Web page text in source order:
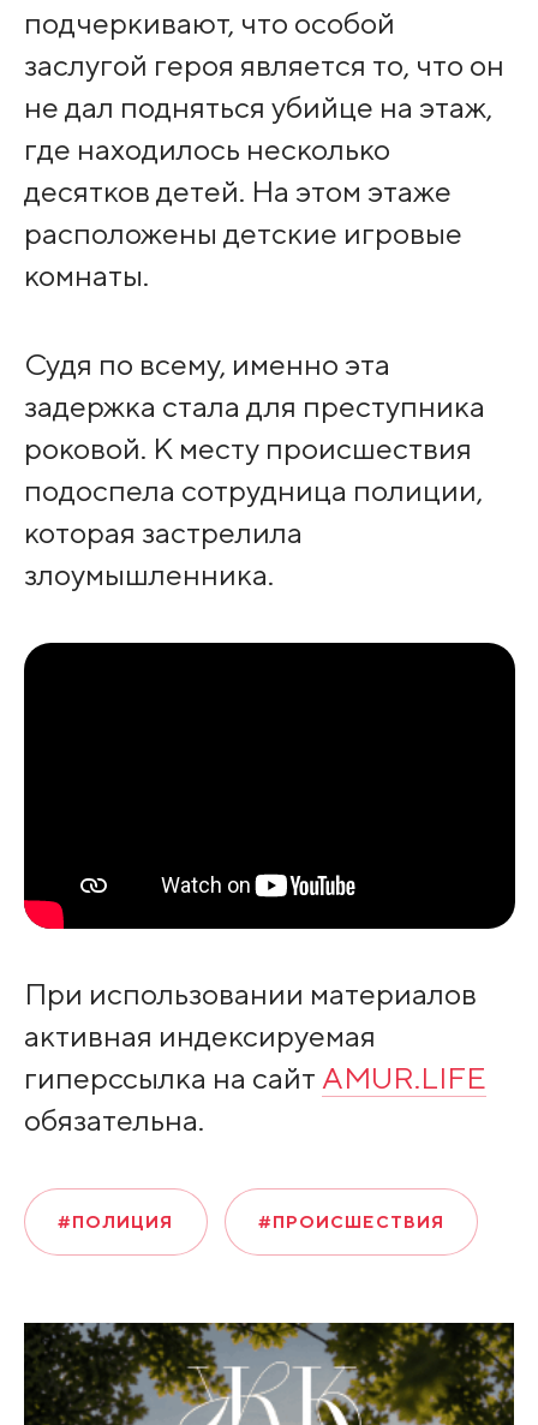
подчеркивают, что особой
заслугой героя является то, что он
не дал подняться убийце на этаж,
где находилось несколько
десятков детей. На этом этаже
расположены детские игровые
комнаты.
Судя по всему, именно эта
задержка стала для преступника
роковой. К месту происшествия
подоспела сотрудница полиции,
которая застрелила
злоумышленника.
При использовании материалов
активная индексируемая
гиперссылка на сайт AMUR.LIFE
обязательна.
#ПОЛИЦИЯ #ПРОИСШЕСТВИЯ